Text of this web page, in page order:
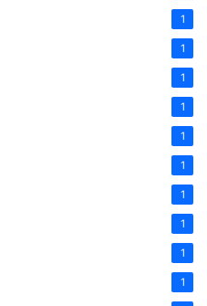
1
1
1
1
1
1
1
1
1
1